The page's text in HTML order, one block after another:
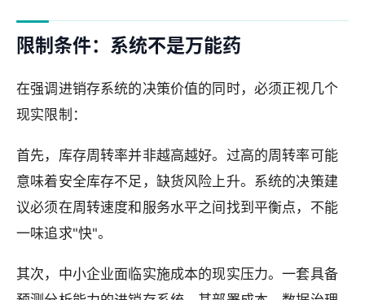
限制条件：系统不是万能药
在强调进销存系统的决策价值的同时，必须正视几个
现实限制：
首先，库存周转率并非越高越好。过高的周转率可能
意味着安全库存不足，缺货风险上升。系统的决策建
议必须在周转速度和服务水平之间找到平衡点，不能
一味追求"快"。
其次，中小企业面临实施成本的现实压力。一套具备